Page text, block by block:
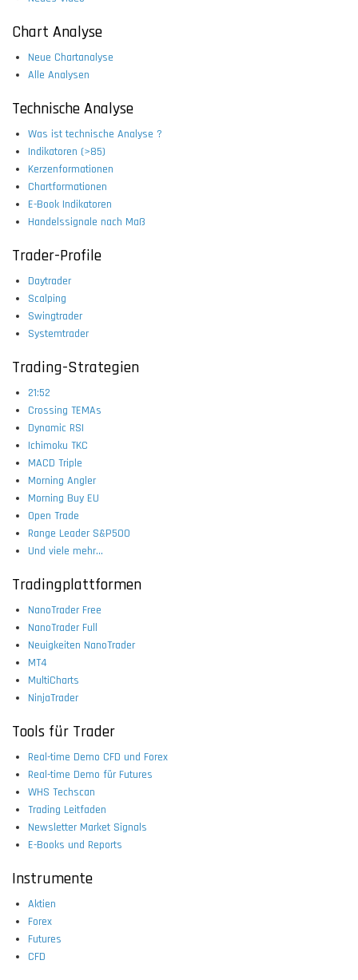
Chart Analyse
Neue Chartanalyse
Alle Analysen
Technische Analyse
Was ist technische Analyse ?
Indikatoren (>85)
Kerzenformationen
Chartformationen
E-Book Indikatoren
Handelssignale nach Maß
Trader-Profile
Daytrader
Scalping
Swingtrader
Systemtrader
Trading-Strategien
21:52
Crossing TEMAs
Dynamic RSI
Ichimoku TKC
MACD Triple
Morning Angler
Morning Buy EU
Open Trade
Range Leader S&P500
Und viele mehr...
Tradingplattformen
NanoTrader Free
NanoTrader Full
Neuigkeiten NanoTrader
MT4
MultiCharts
NinjaTrader
Tools für Trader
Real-time Demo CFD und Forex
Real-time Demo für Futures
WHS Techscan
Trading Leitfaden
Newsletter Market Signals
E-Books und Reports
Instrumente
Aktien
Forex
Futures
CFD